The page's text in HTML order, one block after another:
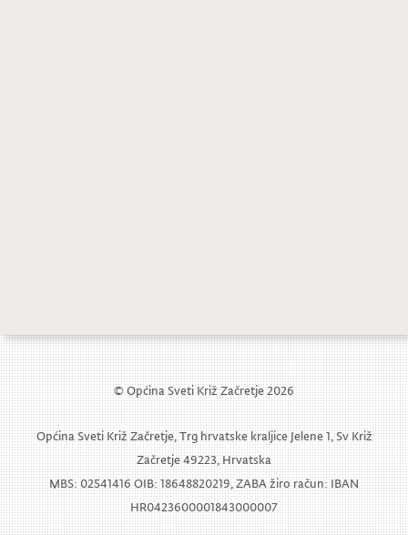
© Općina Sveti Križ Začretje 2026
Općina Sveti Križ Začretje, Trg hrvatske kraljice Jelene 1, Sv Križ
Začretje 49223, Hrvatska
MBS: 02541416 OIB: 18648820219, ZABA žiro račun: IBAN
HR0423600001843000007